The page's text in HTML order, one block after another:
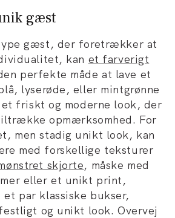
gæst
gæst, der foretrækker at
kan et farverigt
perfekte måde at lave et
lyserøde, eller mintgrønne
friskt og moderne look, der
opmærksomhed. For
men stadig unikt look, kan
med forskellige teksturer
skjorte, måske med
eller et unikt print,
et par klassiske bukser,
og unikt look. Overvej